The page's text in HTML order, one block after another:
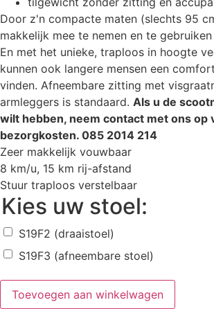
Door z'n compacte maten (slechts 95
makkelijk mee te nemen en te
En met het unieke, traploos in hoogte
kunnen ook langere mensen een
vinden. Afneembare zitting met
armleggers is standaard. Als u de
wilt hebben, neem contact met ons op
bezorgkosten. 085 2014 214
Zeer makkelijk vouwbaar
8 km/u, 15 km rij-afstand
Stuur traploos verstelbaar
Kies uw stoel:
S19F2 (draaistoel)
S19F3 (afneembare stoel)
Toevoegen aan winkelwagen